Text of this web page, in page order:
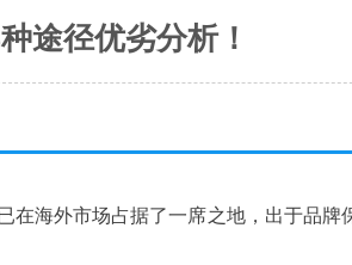
途径优劣分析！
海外市场占据了一席之地，出于品牌